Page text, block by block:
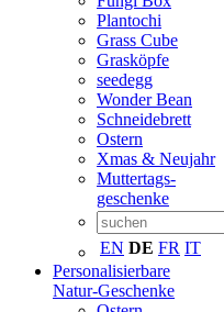
Plantochi
Grass Cube
Grasköpfe
seedegg
Wonder Bean
Schneidebrett
Ostern
Xmas & Neujahr
Muttertags-
geschenke
EN DE FR IT
Personalisierbare
Natur-Geschenke